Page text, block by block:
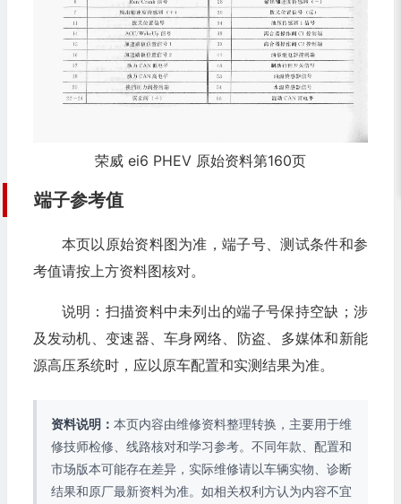
荣威 ei6 PHEV 原始资料第160页
端子参考值
本页以原始资料图为准，端子号、测试条件和参
考值请按上方资料图核对。
说明：扫描资料中未列出的端子号保持空缺；涉
及发动机、变速器、车身网络、防盗、多媒体和新能
源高压系统时，应以原车配置和实测结果为准。
资料说明： 本页内容由维修资料整理转换，主要用于维
修技师检修、线路核对和学习参考。不同年款、配置和
市场版本可能存在差异，实际维修请以车辆实物、诊断
结果和原厂最新资料为准。如相关权利方认为内容不宜